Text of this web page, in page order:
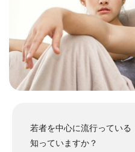
若者を中心に流行っている
知っていますか？